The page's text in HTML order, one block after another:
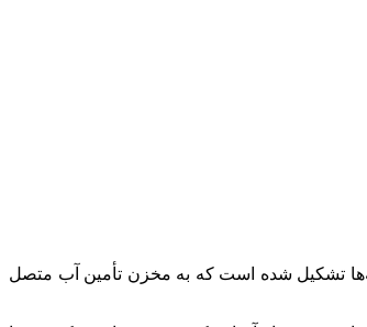
تشکیل شده است که به مخزن تأمین آب متصل